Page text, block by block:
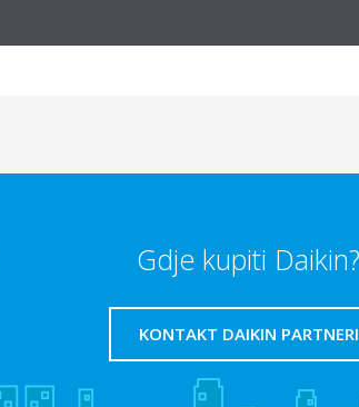
Gdje kupiti Daikin?
KONTAKT DAIKIN PARTNERI